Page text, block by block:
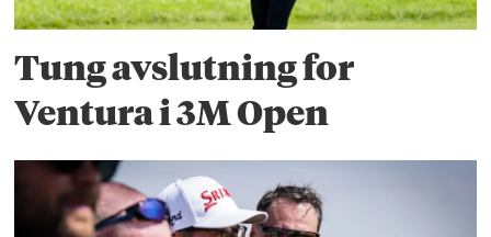
Tung avslutning for
Ventura i 3M Open